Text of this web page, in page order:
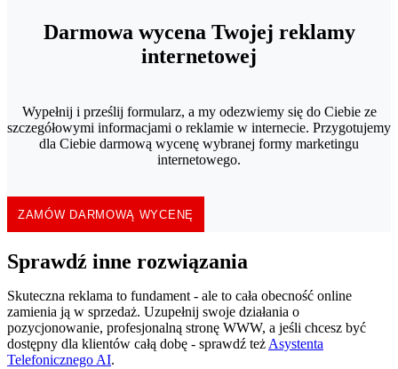
Darmowa wycena Twojej reklamy
internetowej
Wypełnij i prześlij formularz, a my odezwiemy się do Ciebie ze
szczegółowymi informacjami o reklamie w internecie. Przygotujemy
dla Ciebie darmową wycenę wybranej formy marketingu
internetowego.
ZAMÓW DARMOWĄ WYCENĘ
Sprawdź inne rozwiązania
Skuteczna reklama to fundament - ale to cała obecność online
zamienia ją w sprzedaż. Uzupełnij swoje działania o
pozycjonowanie, profesjonalną stronę WWW, a jeśli chcesz być
dostępny dla klientów całą dobę - sprawdź też Asystenta
Telefonicznego AI.